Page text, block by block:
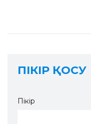
ПІКІР ҚОСУ
Пікір